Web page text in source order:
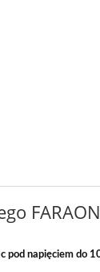
pod napięciem do